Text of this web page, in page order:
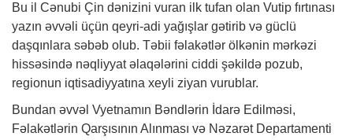
Bu il Cənubi Çin dənizini vuran ilk tufan olan Vutip fırtınası
yazın əvvəli üçün qeyri-adi yağışlar gətirib və güclü
daşqınlara səbəb olub. Təbii fəlakətlər ölkənin mərkəzi
hissəsində nəqliyyat əlaqələrini ciddi şəkildə pozub,
regionun iqtisadiyyatına xeyli ziyan vurublar.
Bundan əvvəl Vyetnamın Bəndlərin İdarə Edilməsi,
Fəlakətlərin Qarşısının Alınması və Nəzarət Departamenti